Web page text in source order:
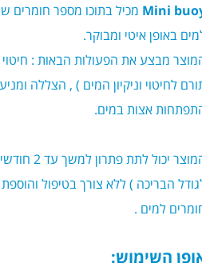
Mini מכיל בתוכו מספר חומרים
באופן איטי ומבוקר.
מבצע את הפעולות הבאות :
לחיטוי וניקיון המים ) , הצללה
אצות במים.
המוצר יכול לתת
הבריכה ) ללא צורך בטיפול והוספת
למים .
השימוש: